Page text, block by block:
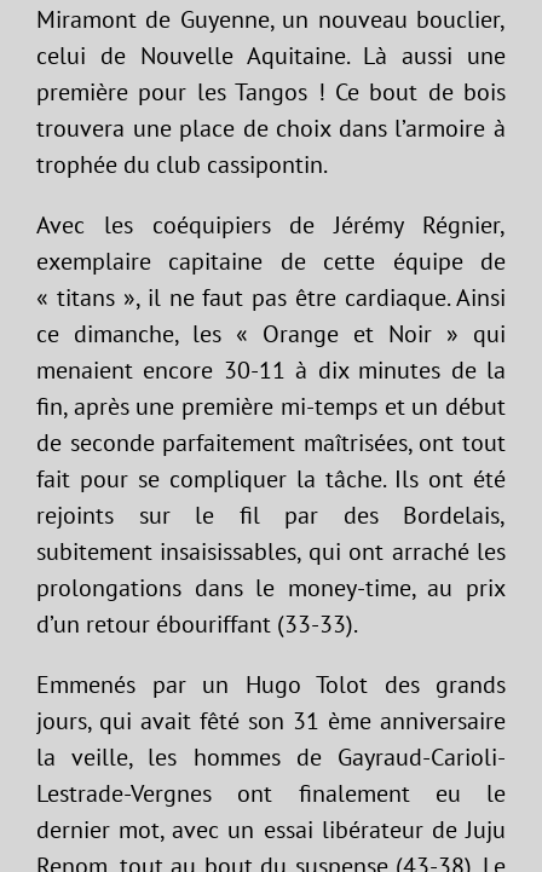
Miramont de Guyenne, un nouveau bouclier,
celui de Nouvelle Aquitaine. Là aussi une
première pour les Tangos ! Ce bout de bois
trouvera une place de choix dans l’armoire à
trophée du club cassipontin.
Avec les coéquipiers de Jérémy Régnier,
exemplaire capitaine de cette équipe de
« titans », il ne faut pas être cardiaque. Ainsi
ce dimanche, les « Orange et Noir » qui
menaient encore 30-11 à dix minutes de la
fin, après une première mi-temps et un début
de seconde parfaitement maîtrisées, ont tout
fait pour se compliquer la tâche. Ils ont été
rejoints sur le fil par des Bordelais,
subitement insaisissables, qui ont arraché les
prolongations dans le money-time, au prix
d’un retour ébouriffant (33-33).
Emmenés par un Hugo Tolot des grands
jours, qui avait fêté son 31 ème anniversaire
la veille, les hommes de Gayraud-Carioli-
Lestrade-Vergnes ont finalement eu le
dernier mot, avec un essai libérateur de Juju